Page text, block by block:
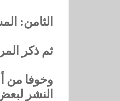
الثامن:
‏ثم ذكر المراجع ‏120 مرجعاً ‏ثم الخلاصة ثم
‏وخوفا من
النشر